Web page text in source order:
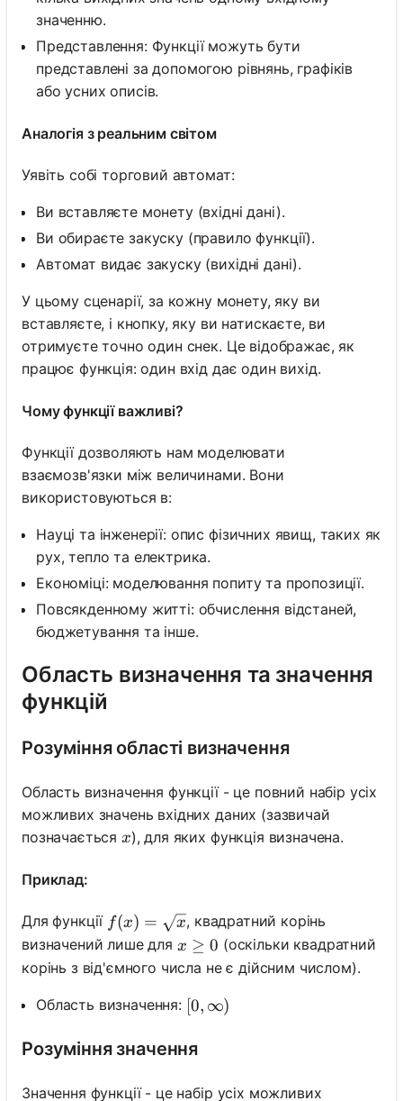
значенню.
Представлення: Функції можуть бути
представлені за допомогою рівнянь, графіків
або усних описів.
Аналогія з реальним світом
Уявіть собі торговий автомат:
Ви вставляєте монету (вхідні дані).
Ви обираєте закуску (правило функції).
Автомат видає закуску (вихідні дані).
У цьому сценарії, за кожну монету, яку ви
вставляєте, і кнопку, яку ви натискаєте, ви
отримуєте точно один снек. Це відображає, як
працює функція: один вхід дає один вихід.
Чому функції важливі?
Функції дозволяють нам моделювати
взаємозв'язки між величинами. Вони
використовуються в:
Науці та інженерії: опис фізичних явищ, таких як
рух, тепло та електрика.
Економіці: моделювання попиту та пропозиції.
Повсякденному житті: обчислення відстаней,
бюджетування та інше.
Область визначення та значення
функцій
Розуміння області визначення
Область визначення функції - це повний набір усіх
можливих значень вхідних даних (зазвичай
позначається x
x), для яких функція визначена.
Приклад:
Для функції f(x)=\sqrt{x}
f(x) = x, квадратний корінь
визначений лише для x \geq 0
x ≥ 0 (оскільки квадратний
корінь з від'ємного числа не є дійсним числом).
Область визначення: [0, \infty)
[0, ∞)
Розуміння значення
Значення функції - це набір усіх можливих